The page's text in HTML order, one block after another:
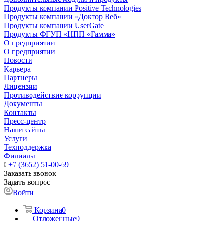
Продукты компании Positive Technologies
Продукты компании «Доктор Веб»
Продукты компании UserGate
Продукты ФГУП «НПП «Гамма»
О предприятии
О предприятии
Новости
Карьера
Партнеры
Лицензии
Противодействие коррупции
Документы
Контакты
Пресс-центр
Наши сайты
Услуги
Техподдержка
Филиалы
+7 (3652) 51-00-69
Заказать звонок
Задать вопрос
Войти
Корзина0
Отложенные0